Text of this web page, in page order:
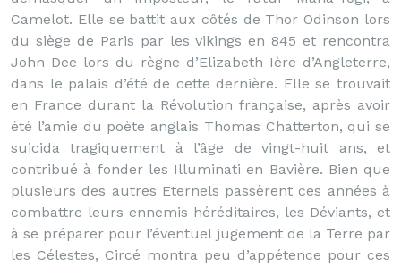
Camelot. Elle se battit aux côtés de Thor Odinson lors
du siège de Paris par les vikings en 845 et rencontra
John Dee lors du règne d’Elizabeth Ière d’Angleterre,
dans le palais d’été de cette dernière. Elle se trouvait
en France durant la Révolution française, après avoir
été l’amie du poète anglais Thomas Chatterton, qui se
suicida tragiquement à l’âge de vingt-huit ans, et
contribué à fonder les Illuminati en Bavière. Bien que
plusieurs des autres Eternels passèrent ces années à
combattre leurs ennemis héréditaires, les Déviants, et
à se préparer pour l’éventuel jugement de la Terre par
les Célestes, Circé montra peu d’appétence pour ces